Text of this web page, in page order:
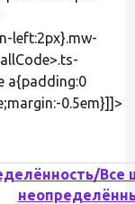
left:2px}.mw-
a{padding:0
0.5em}]]>